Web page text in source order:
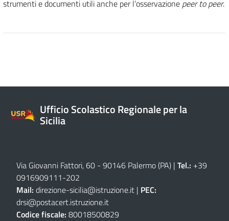
strumenti e documenti utili anche per l’osservazione peer to peer.
Ufficio Scolastico Regionale per la
Sicilia
Via Giovanni Fattori, 60 - 90146 Palermo (PA) | Tel.: +39
0916909111-202
Mail: direzione-sicilia@istruzione.it | PEC:
drsi@postacert.istruzione.it
Codice fiscale: 80018500829